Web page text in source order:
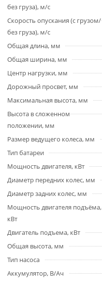
без груза), м/с
Скорость опускания (с грузом/
без груза), м/с
Общая длина, мм
Общая ширина, мм
Центр нагрузки, мм
Дорожный просвет, мм
Максимальная высота, мм
Высота в сложенном
положении, мм
Размер ведущего колеса, мм
Тип батареи
Мощность двигателя, кВт
Диаметр передних колес, мм
Диаметр задних колес, мм
Мощность двигателя подъёма,
кВт
Двигатель подъема, кВт
Общая высота, мм
Тип насоса
Аккумулятор, В/Ач